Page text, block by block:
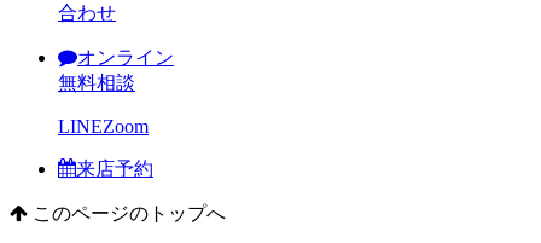
合わせ
オンライン
無料相談
LINEZoom
来店予約
このページのトップへ